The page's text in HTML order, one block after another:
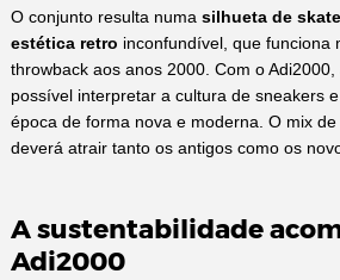
O conjunto resulta numa silhueta de
estética retro inconfundível, que funciona
throwback aos anos 2000. Com o
possível interpretar a cultura de sneakers
época de forma nova e moderna. O mix
deverá atrair tanto os antigos como os
A sustentabilidade
Adi2000